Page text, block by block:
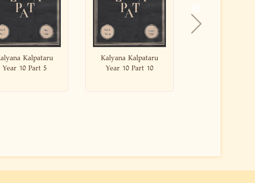
Kalyana Kalpataru
Year 10 Part 10
Kalyana Kalpataru
Year 10 Part 6